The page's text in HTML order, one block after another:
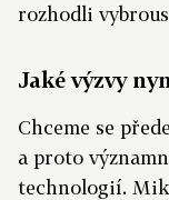
rozhodli
Jaké výzvy
Chceme se
a proto
technologií.